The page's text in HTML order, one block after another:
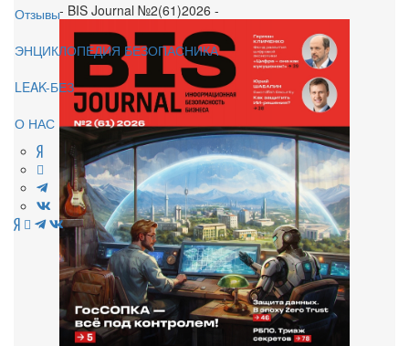
Отзывы
ЭНЦИКЛОПЕДИЯ БЕЗОПАСНИКА
LEAK-БЕЗ
О НАС
- BIS Journal №2(61)2026 -